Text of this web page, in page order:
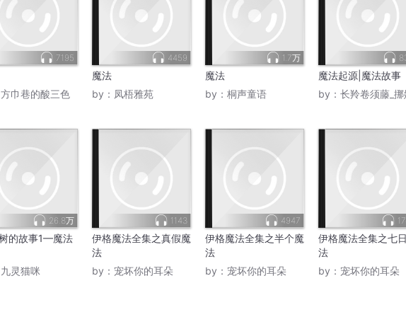
7195
方巾巷的酸三色
4459
魔法
by： 凤梧雅苑
1.7万
魔法
by： 桐声童语
魔法起源|魔法故事
by： 长羚卷须藤_挪
26.8万
的故事1—魔法
九灵猫咪
1143
伊格魔法全集之真假魔
法
by： 宠坏你的耳朵
4947
伊格魔法全集之半个魔
法
by： 宠坏你的耳朵
伊格魔法全集之七
法
by： 宠坏你的耳朵